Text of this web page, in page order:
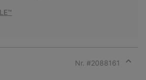
Nr. #2088161